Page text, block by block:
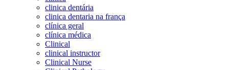
clinica dentária
clinica dentaria na frança
clínica geral
clínica médica
Clinical
clinical instructor
Clinical Nurse